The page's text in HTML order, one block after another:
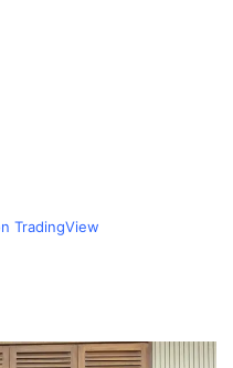
TradingView